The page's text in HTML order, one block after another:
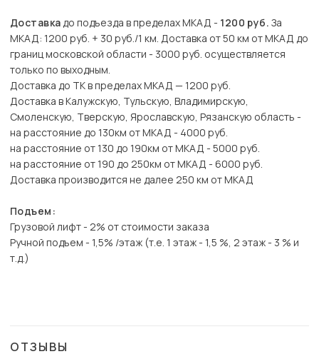
Доставкадо подъезда в пределах МКАД - 1200 руб. За
МКАД: 1200 руб. + 30 руб./1 км. Доставка от 50 км от МКАД до
границ московской области - 3000 руб. осуществляется
только по выходным.
Доставка до ТК в пределах МКАД — 1200 руб.
Доставка в Калужскую, Тульскую, Владимирскую,
Смоленскую, Тверскую, Ярославскую, Рязанскую область -
на расстояние до 130км от МКАД - 4000 руб.
на расстояние от 130 до 190км от МКАД - 5000 руб.
на расстояние от 190 до 250км от МКАД - 6000 руб.
Доставка производится не далее 250 км от МКАД
Подъем:
Грузовой лифт - 2% от стоимости заказа
Ручной подъем - 1,5% /этаж (т.е. 1 этаж - 1,5 %, 2 этаж - 3 % и
т.д.)
ОТЗЫВЫ